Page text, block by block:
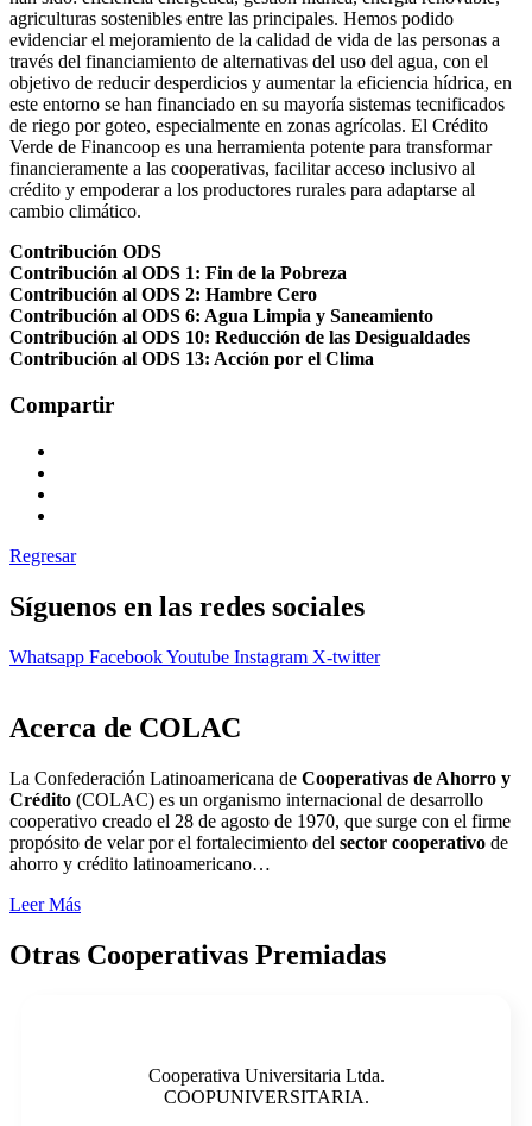
agriculturas sostenibles entre las principales. Hemos podido
evidenciar el mejoramiento de la calidad de vida de las personas a
través del financiamiento de alternativas del uso del agua, con el
objetivo de reducir desperdicios y aumentar la eficiencia hídrica, en
este entorno se han financiado en su mayoría sistemas tecnificados
de riego por goteo, especialmente en zonas agrícolas. El Crédito
Verde de Financoop es una herramienta potente para transformar
financieramente a las cooperativas, facilitar acceso inclusivo al
crédito y empoderar a los productores rurales para adaptarse al
cambio climático.
Contribución ODS
Contribución al ODS 1: Fin de la Pobreza
Contribución al ODS 2: Hambre Cero
Contribución al ODS 6: Agua Limpia y Saneamiento
Contribución al ODS 10: Reducción de las Desigualdades
Contribución al ODS 13: Acción por el Clima
Compartir
Regresar
Síguenos en las redes sociales
Whatsapp FacebookYoutube Instagram X-twitter
Acerca de COLAC
La Confederación Latinoamericana de Cooperativas de Ahorro y
Crédito (COLAC) es un organismo internacional de desarrollo
cooperativo creado el 28 de agosto de 1970, que surge con el firme
propósito de velar por el fortalecimiento del sector cooperativo de
ahorro y crédito latinoamericano…
Leer Más
Otras Cooperativas Premiadas
Cooperativa Universitaria Ltda.
COOPUNIVERSITARIA.